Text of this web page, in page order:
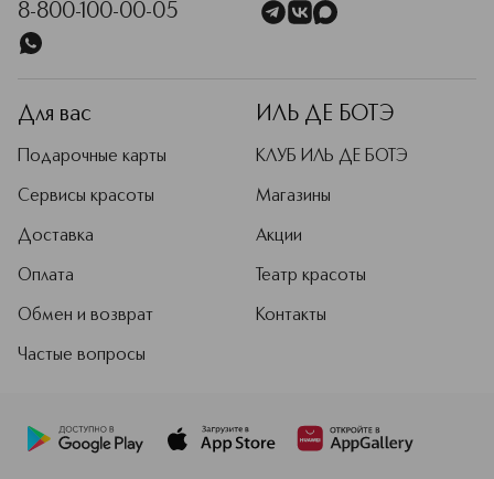
8-800-100-00-05
Для вас
Подарочные карты
Сервисы красоты
Доставка
Оплата
Обмен и возврат
Частые вопросы
ИЛЬ ДЕ БОТЭ
КЛУБ ИЛЬ ДЕ БОТЭ
Магазины
Акции
Театр красоты
Контакты